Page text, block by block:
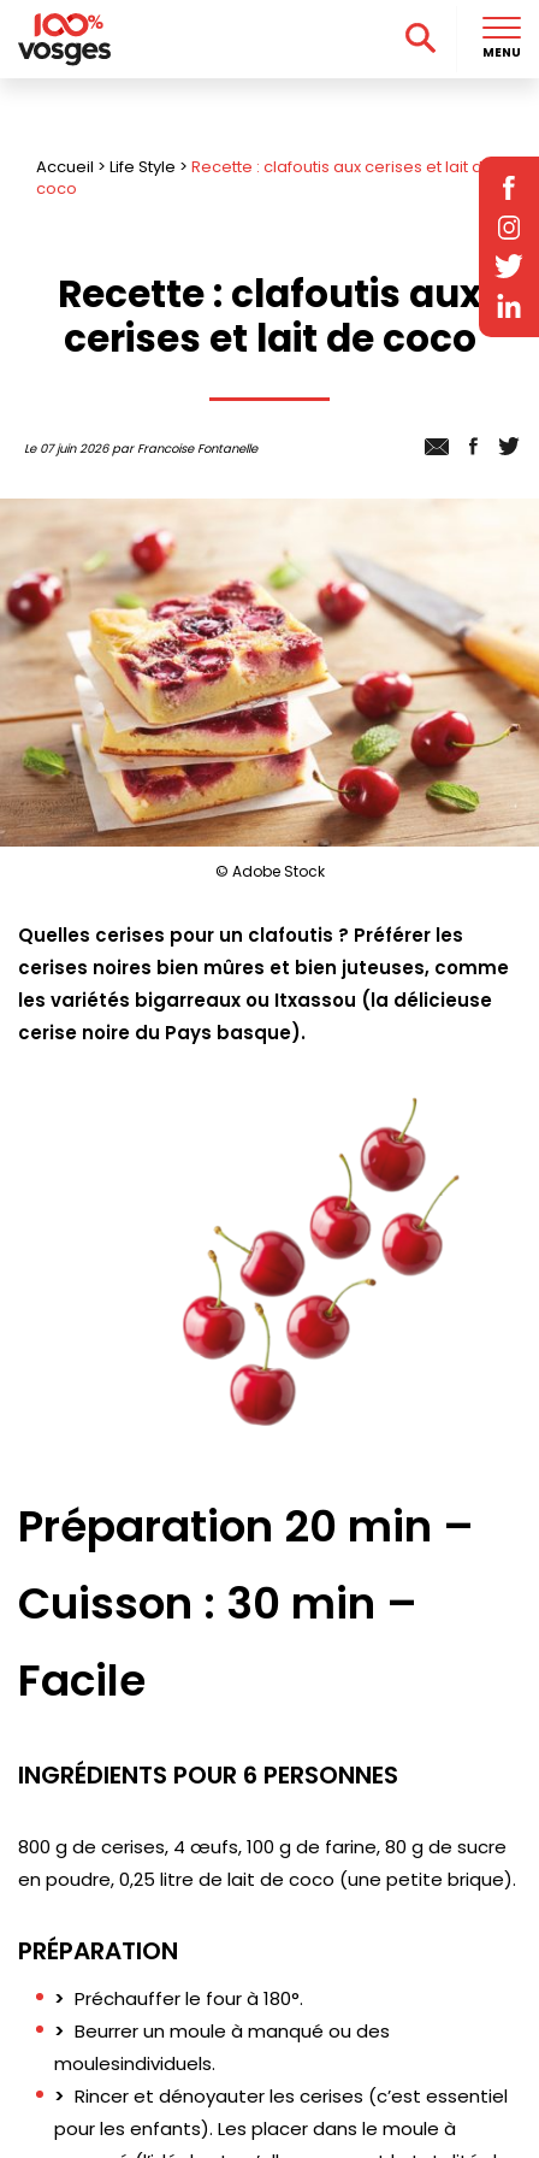
Accueil > Life Style > Recette : clafoutis aux cerises et lait de
coco
Recette : clafoutis aux
cerises et lait de coco
Le 07 juin 2026 par Francoise Fontanelle
© Adobe Stock
Quelles cerises pour un clafoutis ? Préférer les
cerises noires bien mûres et bien juteuses, comme
les variétés bigarreaux ou Itxassou (la délicieuse
cerise noire du Pays basque).
Préparation 20 min –
Cuisson : 30 min –
Facile
INGRÉDIENTS POUR 6 PERSONNES
800 g de cerises, 4 œufs, 100 g de farine, 80 g de sucre
en poudre, 0,25 litre de lait de coco (une petite brique).
PRÉPARATION
> Préchauffer le four à 180°.
> Beurrer un moule à manqué ou des
moulesindividuels.
> Rincer et dénoyauter les cerises (c’est essentiel
pour les enfants). Les placer dans le moule à
MENU